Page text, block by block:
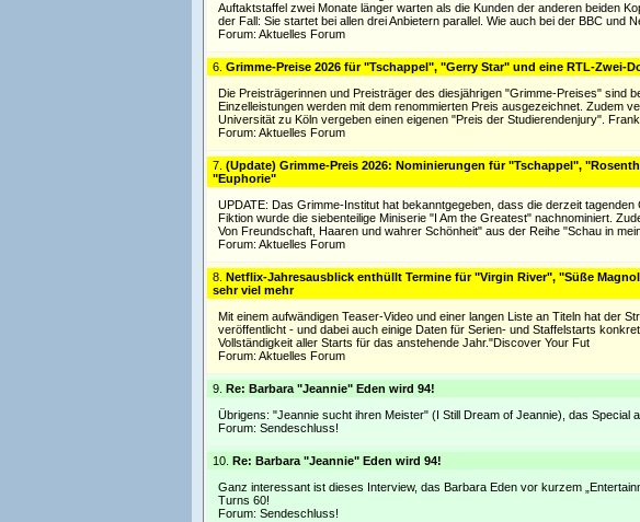
Auftaktstaffel zwei Monate länger warten als die Kunden der anderen beiden
der Fall: Sie startet bei allen drei Anbietern parallel. Wie auch bei der BBC und
Forum: Aktuelles Forum
6. Grimme-Preise 2026 für "Tschappel", "Gerry Star" und eine RTL-Zwei-
Die Preisträgerinnen und Preisträger des diesjährigen "Grimme-Preises" sind
Einzelleistungen werden mit dem renommierten Preis ausgezeichnet. Zudem
Universität zu Köln vergeben einen eigenen "Preis der Studierendenjury".
Forum: Aktuelles Forum
7. (Update) Grimme-Preis 2026: Nominierungen für "Tschappel",
"Euphorie"
UPDATE: Das Grimme-Institut hat bekanntgegeben, dass die derzeit
Fiktion wurde die siebenteilige Miniserie "I Am the Greatest" nachnominiert.
Von Freundschaft, Haaren und wahrer Schönheit" aus der Reihe "Schau in
Forum: Aktuelles Forum
8. Netflix-Jahresausblick enthüllt Termine für "Virgin River", "Süße
sehr viel mehr
Mit einem aufwändigen Teaser-Video und einer langen Liste an Titeln hat der
veröffentlicht - und dabei auch einige Daten für Serien- und Staffelstarts
Vollständigkeit aller Starts für das anstehende Jahr."Discover Your Fut
Forum: Aktuelles Forum
9. Re: Barbara "Jeannie" Eden wird 94!
Übrigens: "Jeannie sucht ihren Meister" (I Still Dream of Jeannie), das
Forum: Sendeschluss!
10. Re: Barbara "Jeannie" Eden wird 94!
Ganz interessant ist dieses Interview, das Barbara Eden vor kurzem
Turns 60!
Forum: Sendeschluss!